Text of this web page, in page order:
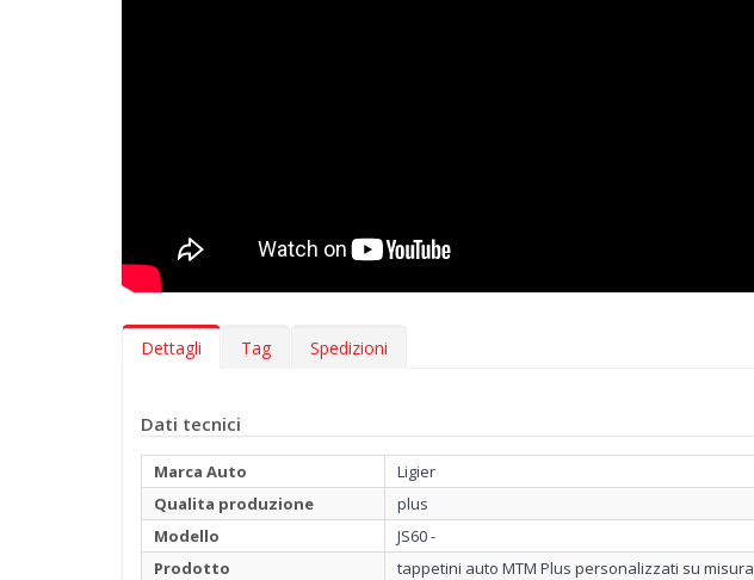
Dettagli Tag Spedizioni
Dati tecnici
Marca Auto
Ligier
Qualita produzione
plus
Modello
JS60 -
Prodotto
tappetini auto MTM Plus personalizzati su misura